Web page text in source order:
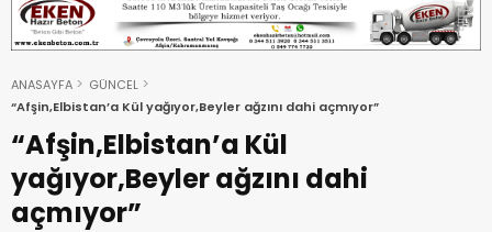
ANASAYFA
GÜNCEL
“Afşin,Elbistan’a Kül yağıyor,Beyler ağzını dahi açmıyor”
“Afşin,Elbistan’a Kül
yağıyor,Beyler ağzını dahi
açmıyor”